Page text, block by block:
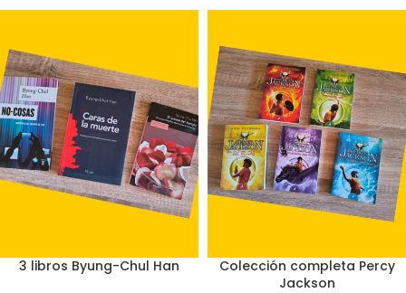
3 libros Byung-Chul Han
Colección completa Percy
Jackson